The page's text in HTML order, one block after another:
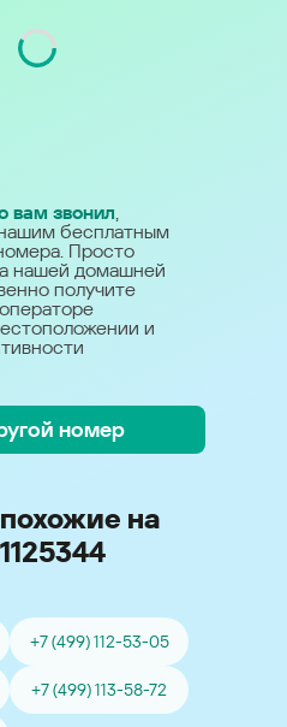
вам звонил,
бесплатным
Просто
нашей домашней
получите
и
номер
на
+7 (499) 112-53-05
+7 (499) 113-58-72